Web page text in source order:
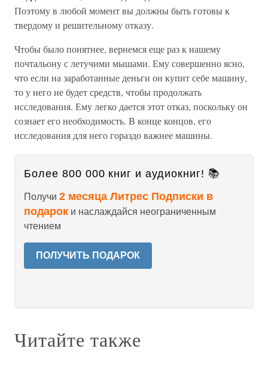
Поэтому в любой момент вы должны быть готовы к
твердому и решительному отказу.
Чтобы было понятнее, вернемся еще раз к нашему
почтальону с летучими мышами. Ему совершенно ясно,
что если на заработанные деньги он купит себе машину,
то у него не будет средств, чтобы продолжать
исследования. Ему легко дается этот отказ, поскольку он
сознает его необходимость. В конце концов, его
исследования для него гораздо важнее машины.
Более 800 000 книг и аудиокниг! 📚
Получи 2 месяца Литрес Подписки в
подарок и наслаждайся неограниченным
чтением
ПОЛУЧИТЬ ПОДАРОК
Читайте также